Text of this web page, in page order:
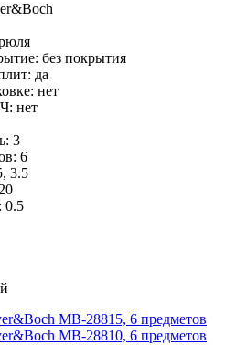
без покрытия
да
нет
нет
3
6
3.5
0.5
MB-28815, 6 предметов
MB-28810, 6 предметов